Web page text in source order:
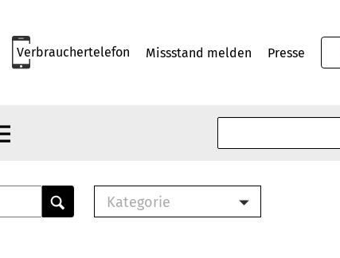
Verbrauchertelefon Missstand melden Presse
Kategorie